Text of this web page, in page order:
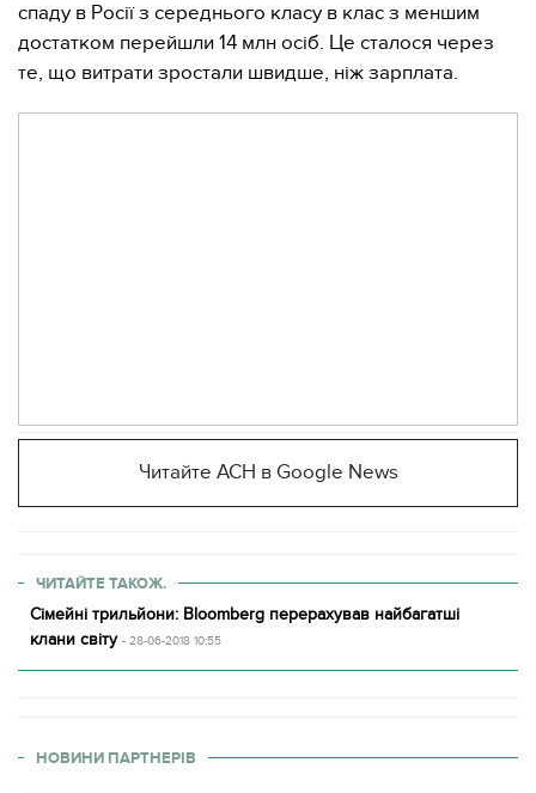
спаду в Росії з середнього класу в клас з меншим
достатком перейшли 14 млн осіб. Це сталося через
те, що витрати зростали швидше, ніж зарплата.
Читайте АСН в Google News
ЧИТАЙТЕ ТАКОЖ.
Сімейні трильйони: Bloomberg перерахував найбагатші
клани світу - 28-06-2018 10:55
НОВИНИ ПАРТНЕРІВ